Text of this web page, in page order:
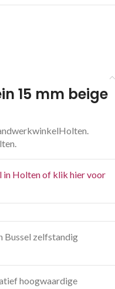
15 mm beige
in Holten of klik hier voor
Bussel zelfstandig
hoogwaardige